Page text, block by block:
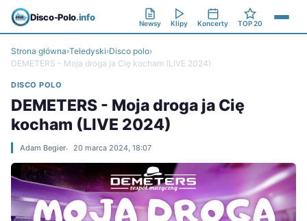
Disco-Polo.info
Newsy Klipy Koncerty TOP 20
Strona główna›Teledyski›Disco polo›
DEMETERS - Moja droga ja Cię kocham (LIVE 2024)
DISCO POLO
DEMETERS - Moja droga ja Cię
kocham (LIVE 2024)
Adam Begier 20 marca 2024, 18:07